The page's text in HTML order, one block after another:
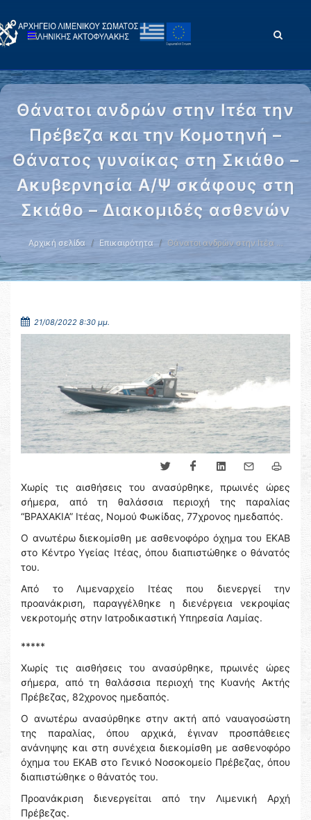
Θάνατοι ανδρών στην Ιτέα την
Πρέβεζα και την Κομοτηνή –
Θάνατος γυναίκας στη Σκιάθο –
Ακυβερνησία Α/Ψ σκάφους στη
Σκιάθο – Διακομιδές ασθενών
Αρχική σελίδα Επικαιρότητα Θάνατοι ανδρών στην Ιτέα …
21/08/2022 8:30 μμ.
Χωρίς τις αισθήσεις του ανασύρθηκε, πρωινές ώρες
σήμερα, από τη θαλάσσια περιοχή της παραλίας
“ΒΡΑΧΑΚΙΑ” Ιτέας, Νομού Φωκίδας, 77χρονος ημεδαπός.
Ο ανωτέρω διεκομίσθη με ασθενοφόρο όχημα του ΕΚΑΒ
στο Κέντρο Υγείας Ιτέας, όπου διαπιστώθηκε ο θάνατός
του.
Από το Λιμεναρχείο Ιτέας που διενεργεί την
προανάκριση, παραγγέλθηκε η διενέργεια νεκροψίας
νεκροτομής στην Ιατροδικαστική Υπηρεσία Λαμίας.
*****
Χωρίς τις αισθήσεις του ανασύρθηκε, πρωινές ώρες
σήμερα, από τη θαλάσσια περιοχή της Κυανής Ακτής
Πρέβεζας, 82χρονος ημεδαπός.
Ο ανωτέρω ανασύρθηκε στην ακτή από ναυαγοσώστη
της παραλίας, όπου αρχικά, έγιναν προσπάθειες
ανάνηψης και στη συνέχεια διεκομίσθη με ασθενοφόρο
όχημα του ΕΚΑΒ στο Γενικό Νοσοκομείο Πρέβεζας, όπου
διαπιστώθηκε ο θάνατός του.
Προανάκριση διενεργείται από την Λιμενική Αρχή
Πρέβεζας.